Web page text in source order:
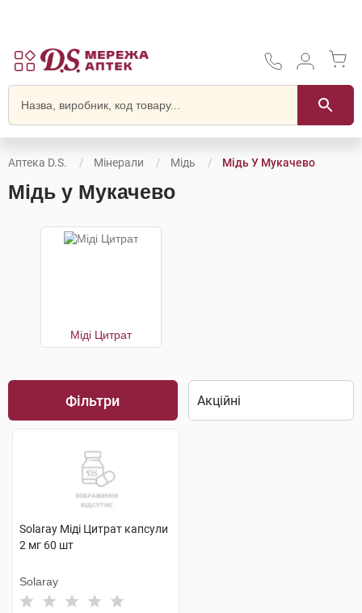
Аптека D.S. Мінерали Мідь Мідь У Мукачево
Мідь у Мукачево
Міді Цитрат
Фільтри
Solaray Міді Цитрат капсули
2 мг 60 шт
Solaray